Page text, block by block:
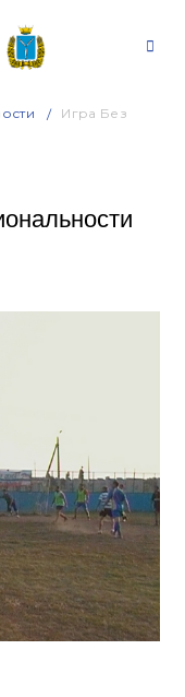
Игра Без